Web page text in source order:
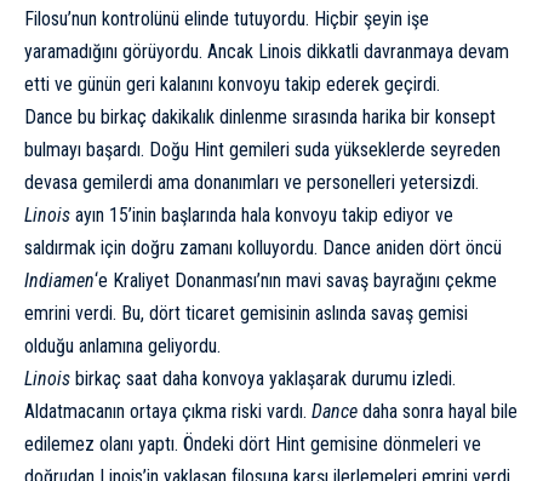
Filosu’nun kontrolünü elinde tutuyordu. Hiçbir şeyin işe
yaramadığını görüyordu. Ancak Linois dikkatli davranmaya devam
etti ve günün geri kalanını konvoyu takip ederek geçirdi.
Dance bu birkaç dakikalık dinlenme sırasında harika bir konsept
bulmayı başardı. Doğu Hint gemileri suda yükseklerde seyreden
devasa gemilerdi ama donanımları ve personelleri yetersizdi.
Linois ayın 15’inin başlarında hala konvoyu takip ediyor ve
saldırmak için doğru zamanı kolluyordu. Dance aniden dört öncü
Indiamen‘e Kraliyet Donanması’nın mavi savaş bayrağını çekme
emrini verdi. Bu, dört ticaret gemisinin aslında savaş gemisi
olduğu anlamına geliyordu.
Linois birkaç saat daha konvoya yaklaşarak durumu izledi.
Aldatmacanın ortaya çıkma riski vardı. Dance daha sonra hayal bile
edilemez olanı yaptı. Öndeki dört Hint gemisine dönmeleri ve